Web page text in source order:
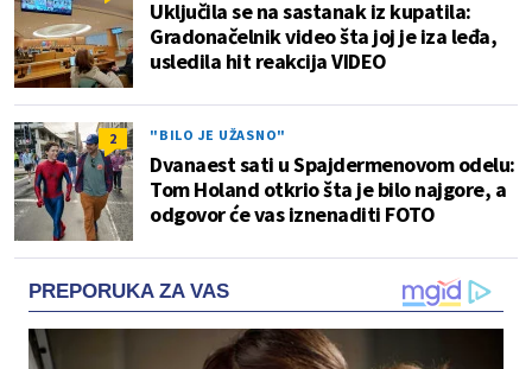
Uključila se na sastanak iz kupatila:
Gradonačelnik video šta joj je iza leđa,
usledila hit reakcija VIDEO
2 "BILO JE UŽASNO"
Dvanaest sati u Spajdermenovom odelu:
Tom Holand otkrio šta je bilo najgore, a
odgovor će vas iznenaditi FOTO
PREPORUKA ZA VAS